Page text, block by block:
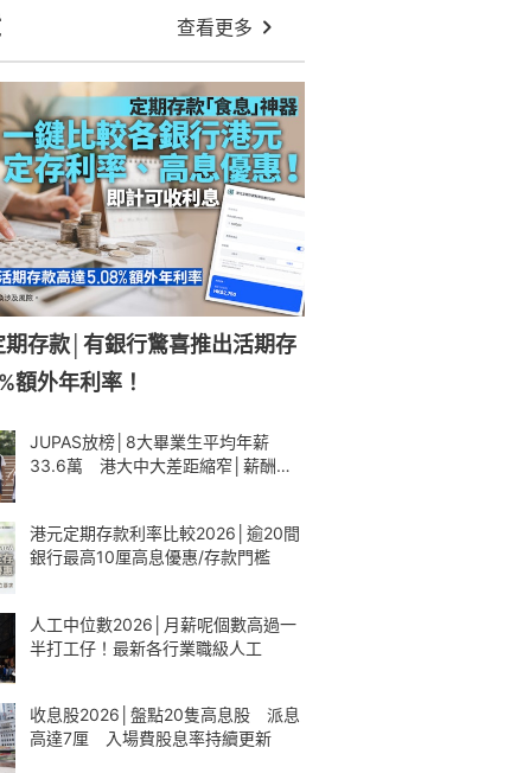
查看更多
存款│有銀行驚喜推出活期存
額外年利率！
JUPAS放榜│8大畢業生平均年薪
33.6萬 港大中大差距縮窄│薪酬一
港元定期存款利率比較2026│逾20間
銀行最高10厘高息優惠/存款門檻
人工中位數2026│月薪呢個數高過一
半打工仔！最新各行業職級人工
收息股2026│盤點20隻高息股 派息
高達7厘 入場費股息率持續更新